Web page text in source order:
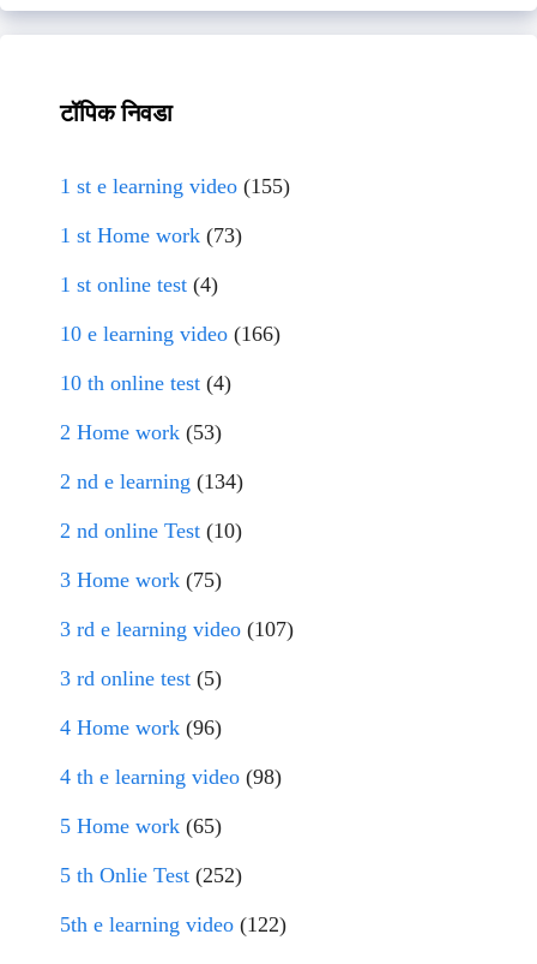
टॉपिक निवडा
1 st e learning video (155)
1 st Home work (73)
1 st online test (4)
10 e learning video (166)
10 th online test (4)
2 Home work (53)
2 nd e learning (134)
2 nd online Test (10)
3 Home work (75)
3 rd e learning video (107)
3 rd online test (5)
4 Home work (96)
4 th e learning video (98)
5 Home work (65)
5 th Onlie Test (252)
5th e learning video (122)